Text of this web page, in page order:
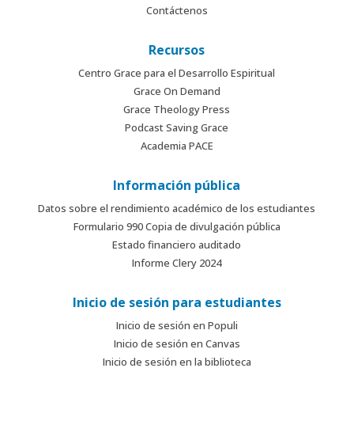
Contáctenos
Recursos
Centro Grace para el Desarrollo Espiritual
Grace On Demand
Grace Theology Press
Podcast Saving Grace
Academia PACE
Información pública
Datos sobre el rendimiento académico de los estudiantes
Formulario 990 Copia de divulgación pública
Estado financiero auditado
Informe Clery 2024
Inicio de sesión para estudiantes
Inicio de sesión en Populi
Inicio de sesión en Canvas
Inicio de sesión en la biblioteca